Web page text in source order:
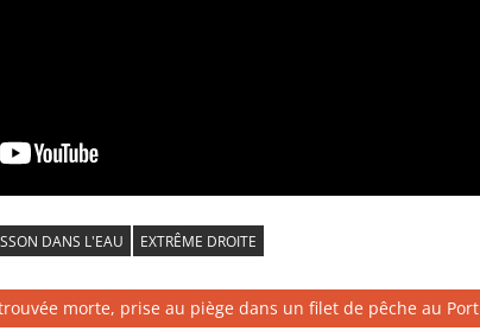
DANS L'EAU EXTRÊME DROITE
morte, prise au piège dans un filet de pêche au Port